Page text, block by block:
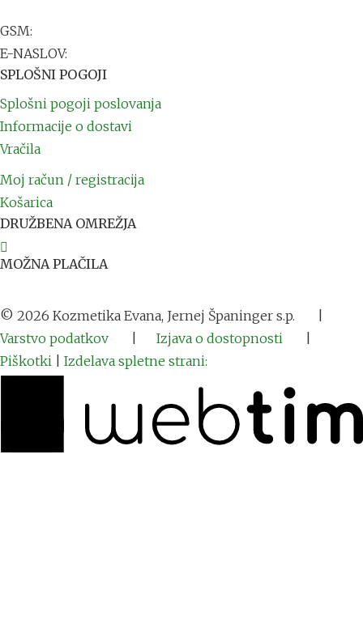
GSM:
E-NASLOV:
SPLOŠNI POGOJI
Splošni pogoji poslovanja
Informacije o dostavi
Vračila
Moj račun / registracija
Košarica
DRUŽBENA OMREŽJA
MOŽNA PLAČILA
© 2026 Kozmetika Evana, Jernej Španinger s.p.
Varstvo podatkov
Izjava o dostopnosti
Piškotki
Izdelava spletne strani: